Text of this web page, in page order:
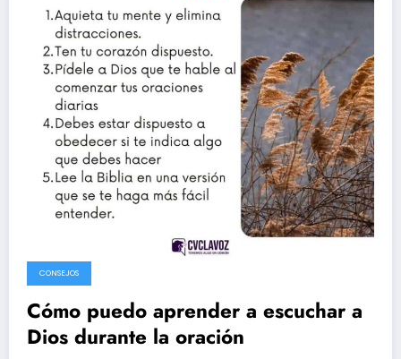
CONSEJOS
Cómo puedo aprender a escuchar a
Dios durante la oración